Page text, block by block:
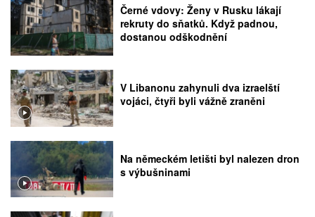
Černé vdovy: Ženy v Rusku lákají
rekruty do sňatků. Když padnou,
dostanou odškodnění
V Libanonu zahynuli dva izraelští
vojáci, čtyři byli vážně zraněni
Na německém letišti byl nalezen dron
s výbušninami